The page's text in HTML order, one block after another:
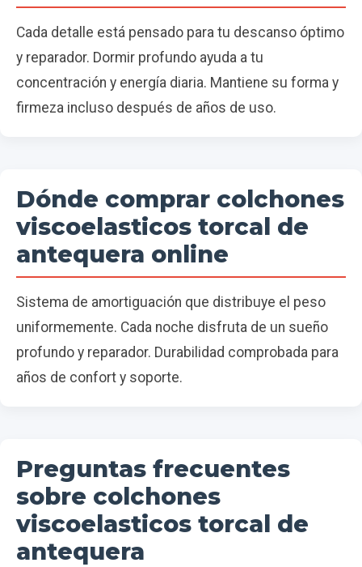
Cada detalle está pensado para tu descanso óptimo
y reparador. Dormir profundo ayuda a tu
concentración y energía diaria. Mantiene su forma y
firmeza incluso después de años de uso.
Dónde comprar colchones
viscoelasticos torcal de
antequera online
Sistema de amortiguación que distribuye el peso
uniformemente. Cada noche disfruta de un sueño
profundo y reparador. Durabilidad comprobada para
años de confort y soporte.
Preguntas frecuentes
sobre colchones
viscoelasticos torcal de
antequera